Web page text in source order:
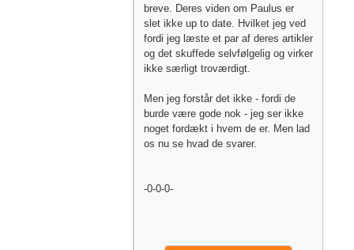
breve. Deres viden om Paulus er
slet ikke up to date. Hvilket jeg ved
fordi jeg læste et par af deres artikler
og det skuffede selvfølgelig og virker
ikke særligt troværdigt.
Men jeg forstår det ikke - fordi de
burde være gode nok - jeg ser ikke
noget fordækt i hvem de er. Men lad
os nu se hvad de svarer.
-0-0-0-